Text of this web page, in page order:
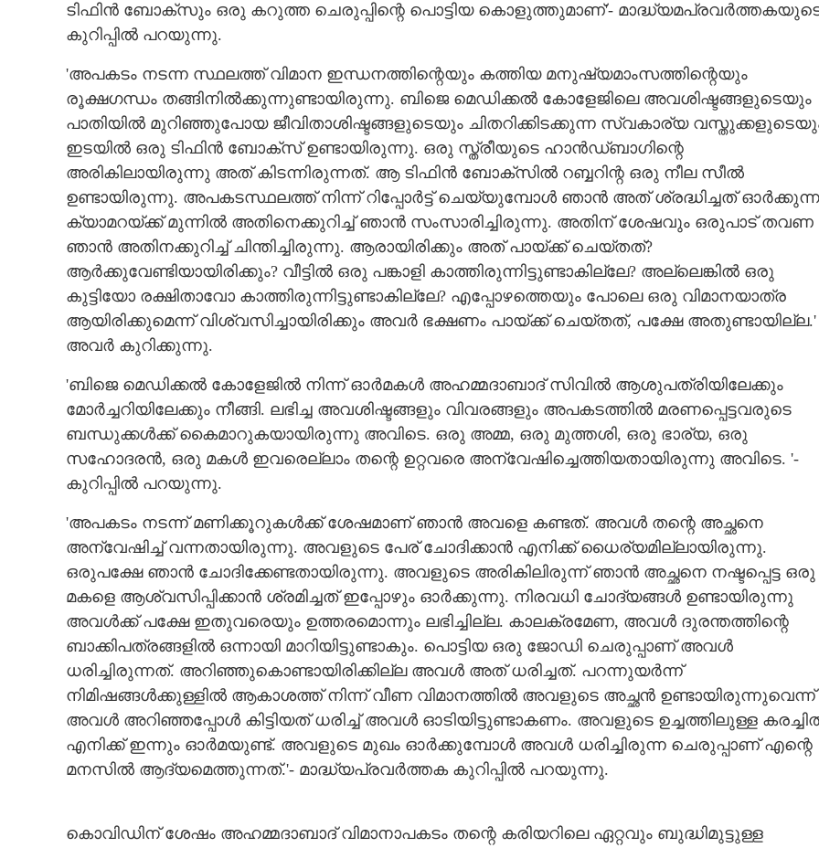
ടിഫിൻ ബോക്സും ഒരു കറുത്ത ചെരുപ്പിന്റെ പൊട്ടിയ കൊളുത്തുമാണ്'-
കുറിപ്പിൽ പറയുന്നു.
'അപകടം നടന്ന സ്ഥലത്ത് വിമാന ഇന്ധനത്തിന്റെയും കത്തിയ മനുഷ്യമാംസത്തിന്റെയും
രൂക്ഷഗന്ധം തങ്ങിനിൽക്കുന്നുണ്ടായിരുന്നു. ബിജെ മെഡിക്കൽ കോളേജിലെ അവശിഷ്ടങ്ങളുടെയും
പാതിയിൽ മുറിഞ്ഞുപോയ ജീവിതാശിഷ്ടങ്ങളുടെയും ചിതറിക്കിടക്കുന്ന സ്വകാര്യ
ഇടയിൽ ഒരു ടിഫിൻ ബോക്സ് ഉണ്ടായിരുന്നു. ഒരു സ്ത്രീയുടെ ഹാൻഡ്‌ബാഗിന്റെ
അരികിലായിരുന്നു അത് കിടന്നിരുന്നത്. ആ ടിഫിൻ ബോക്സിൽ റബ്ബറിന്റ ഒരു നീല സീൽ
ഉണ്ടായിരുന്നു. അപകടസ്ഥലത്ത് നിന്ന് റിപ്പോർട്ട് ചെയ്യുമ്പോൾ ഞാൻ അത് ശ്രദ്ധിച്ചത്
ക്യാമറയ്ക്ക് മുന്നിൽ അതിനെക്കുറിച്ച് ‌‌ഞാൻ സംസാരിച്ചിരുന്നു. അതിന് ശേഷവും ഒരുപാട് തവണ
ഞാൻ അതിനക്കുറിച്ച് ചിന്തിച്ചിരുന്നു. ആരായിരിക്കും അത് പായ്ക്ക് ചെയ്തത്?
ആർക്കുവേണ്ടിയായിരിക്കും? വീട്ടിൽ ഒരു പങ്കാളി കാത്തിരുന്നിട്ടുണ്ടാകില്ലേ? അല്ലെങ്കിൽ ഒരു
കുട്ടിയോ രക്ഷിതാവോ കാത്തിരുന്നിട്ടുണ്ടാകില്ലേ? എപ്പോഴത്തെയും പോലെ ഒരു വിമാനയാത്ര
ആയിരിക്കുമെന്ന് വിശ്വസിച്ചായിരിക്കും അവർ ഭക്ഷണം പായ്ക്ക് ചെയ്തത്, പക്ഷേ അതുണ്ടായില്ല.'
അവർ കുറിക്കുന്നു.
'ബിജെ മെഡിക്കൽ കോളേജിൽ നിന്ന് ഓർമകൾ അഹമ്മദാബാദ് സിവിൽ ആശുപത്രിയിലേക്കും
മോർച്ചറിയിലേക്കും നീങ്ങി. ലഭിച്ച അവശിഷ്ടങ്ങളും വിവരങ്ങളും അപകടത്തിൽ മരണപ്പെട്ടവരുടെ
ബന്ധുക്കൾക്ക് കൈമാറുകയായിരുന്നു അവിടെ. ഒരു അമ്മ, ഒരു മുത്തശി, ഒരു ഭാര്യ, ഒരു
സഹോദരൻ, ഒരു മകൾ ഇവരെല്ലാം തന്റെ ഉറ്റവരെ അന്വേഷിച്ചെത്തിയതായിരുന്നു അവിടെ. '-
കുറിപ്പിൽ പറയുന്നു.
'അപകടം നടന്ന് മണിക്കൂറുകൾക്ക് ശേഷമാണ് ഞാൻ അവളെ കണ്ടത്. അവൾ തന്റെ അച്ഛനെ
അന്വേഷിച്ച് വന്നതായിരുന്നു. അവളുടെ പേര് ചോദിക്കാൻ എനിക്ക് ധൈര്യമില്ലായിരുന്നു.
ഒരുപക്ഷേ ഞാൻ ചോദിക്കേണ്ടതായിരുന്നു. അവളുടെ അരികിലിരുന്ന് ഞാൻ അച്ഛനെ നഷ്ടപ്പെട്ട ഒരു
മകളെ ആശ്വസിപ്പിക്കാൻ ശ്രമിച്ചത് ഇപ്പോഴും ഓർക്കുന്നു. നിരവധി ചോദ്യങ്ങൾ ഉണ്ടായിരുന്നു
അവൾക്ക് പക്ഷേ ഇതുവരെയും ഉത്തരമൊന്നും ലഭിച്ചില്ല. കാലക്രമേണ, അവൾ ദുരന്തത്തിന്റെ
ബാക്കിപത്രങ്ങളിൽ ഒന്നായി മാറിയിട്ടുണ്ടാകും. പൊട്ടിയ ഒരു ജോഡി ചെരുപ്പാണ് അവൾ
ധരിച്ചിരുന്നത്. അറിഞ്ഞുകൊണ്ടായിരിക്കില്ല അവൾ അത് ധരിച്ചത്. പറന്നുയർന്ന്
നിമിഷങ്ങൾക്കുള്ളിൽ ആകാശത്ത് നിന്ന് വീണ വിമാനത്തിൽ അവളുടെ അച്ഛൻ ഉണ്ടായിരുന്നുവെന്ന്
അവൾ അറിഞ്ഞപ്പോൾ കിട്ടിയത് ധരിച്ച് അവൾ ഓടിയിട്ടുണ്ടാകണം. അവളുടെ ഉച്ചത്തിലുള്ള
എനിക്ക് ഇന്നും ഓർമയുണ്ട്. അവളുടെ മുഖം ഓർക്കുമ്പോൾ അവൾ ധരിച്ചിരുന്ന ചെരുപ്പാണ് എന്റെ
മനസിൽ ആദ്യമെത്തുന്നത്.'- മാദ്ധ്യപ്രവർത്തക കുറിപ്പിൽ പറയുന്നു.
കൊവിഡിന് ശേഷം അഹമ്മദാബാദ് വിമാനാപകടം തന്റെ കരിയറിലെ ഏറ്റവും ബുദ്ധിമുട്ടുള്ള
'ആ ടിഫിൻ ബോക്സ് ആരായിരിക്കും
പായ്ക്ക് ചെയ്തത്,
ബാക്കി
Share this link
Copy Link